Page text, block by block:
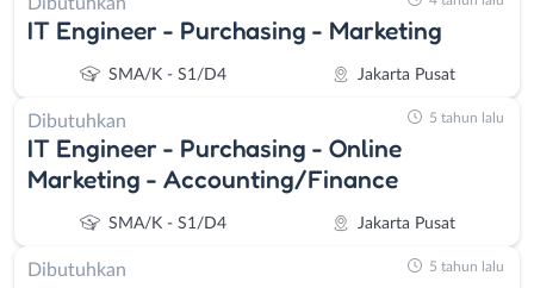
IT Engineer - Purchasing - Marketing
SMA/K - S1/D4 Jakarta Pusat
Dibutuhkan
IT Engineer - Purchasing - Online
Marketing - Accounting/Finance
SMA/K - S1/D4 Jakarta Pusat
5 tahun lalu
Dibutuhkan 5 tahun lalu